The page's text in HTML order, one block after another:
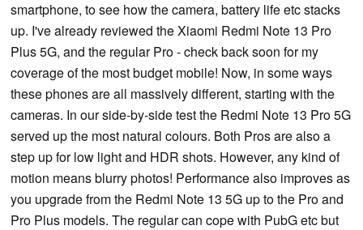
smartphone, to see how the camera, battery life etc stacks
up. I've already reviewed the Xiaomi Redmi Note 13 Pro
Plus 5G, and the regular Pro - check back soon for my
coverage of the most budget mobile! Now, in some ways
these phones are all massively different, starting with the
cameras. In our side-by-side test the Redmi Note 13 Pro 5G
served up the most natural colours. Both Pros are also a
step up for low light and HDR shots. However, any kind of
motion means blurry photos! Performance also improves as
you upgrade from the Redmi Note 13 5G up to the Pro and
Pro Plus models. The regular can cope with PubG etc but